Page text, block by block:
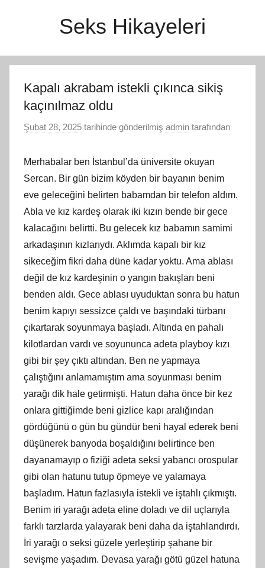
Seks Hikayeleri
Kapalı akrabam istekli çıkınca sikiş
kaçınılmaz oldu
Şubat 28, 2025 tarihinde gönderilmiş admin tarafından
Merhabalar ben İstanbul’da üniversite okuyan
Sercan. Bir gün bizim köyden bir bayanın benim
eve geleceğini belirten babamdan bir telefon aldım.
Abla ve kız kardeş olarak iki kızın bende bir gece
kalacağını belirtti. Bu gelecek kız babamın samimi
arkadaşının kızlarıydı. Aklımda kapalı bir kız
sikeceğim fikri daha düne kadar yoktu. Ama ablası
değil de kız kardeşinin o yangın bakışları beni
benden aldı. Gece ablası uyuduktan sonra bu hatun
benim kapıyı sessizce çaldı ve başındaki türbanı
çıkartarak soyunmaya başladı. Altında en pahalı
kilotlardan vardı ve soyununca adeta playboy kızı
gibi bir şey çıktı altından. Ben ne yapmaya
çalıştığını anlamamıştım ama soyunması benim
yarağı dik hale getirmişti. Hatun daha önce bir kez
onlara gittiğimde beni gizlice kapı aralığından
gördüğünü o gün bu gündür beni hayal ederek beni
düşünerek banyoda boşaldığını belirtince ben
dayanamayıp o fiziği adeta seksi yabancı orospular
gibi olan hatunu tutup öpmeye ve yalamaya
başladım. Hatun fazlasıyla istekli ve iştahlı çıkmıştı.
Benim iri yarağı adeta eline doladı ve dil uçlarıyla
farklı tarzlarda yalayarak beni daha da iştahlandırdı.
İri yarağı o seksi güzele yerleştirip şahane bir
sevişme yaşadım. Devasa yarağı götü güzel hatuna